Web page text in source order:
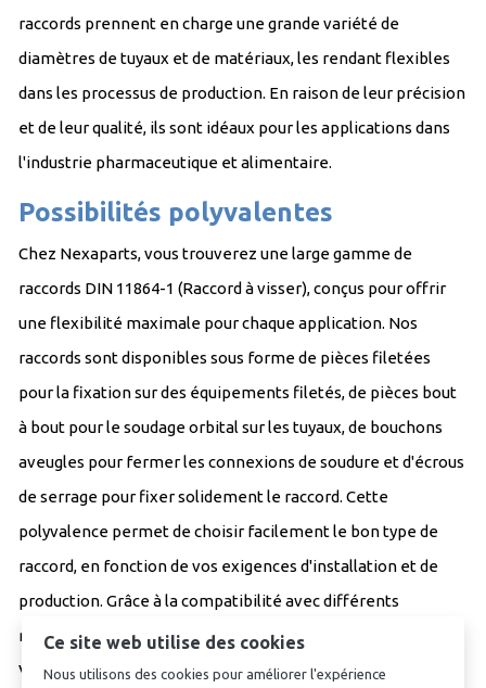
raccords prennent en charge une grande variété de
diamètres de tuyaux et de matériaux, les rendant flexibles
dans les processus de production. En raison de leur précision
et de leur qualité, ils sont idéaux pour les applications dans
l'industrie pharmaceutique et alimentaire.
Possibilités polyvalentes
Chez Nexaparts, vous trouverez une large gamme de
raccords DIN 11864-1 (Raccord à visser), conçus pour offrir
une flexibilité maximale pour chaque application. Nos
raccords sont disponibles sous forme de pièces filetées
pour la fixation sur des équipements filetés, de pièces bout
à bout pour le soudage orbital sur les tuyaux, de bouchons
aveugles pour fermer les connexions de soudure et d'écrous
de serrage pour fixer solidement le raccord. Cette
polyvalence permet de choisir facilement le bon type de
raccord, en fonction de vos exigences d'installation et de
production. Grâce à la compatibilité avec différents
matériaux d'étanchéité, tels que l'EPDM, le HNBR et le
Viton, les raccords peuvent être adaptés à divers milieux
Ce site web utilise des cookies
Nous utilisons des cookies pour améliorer l'expérience